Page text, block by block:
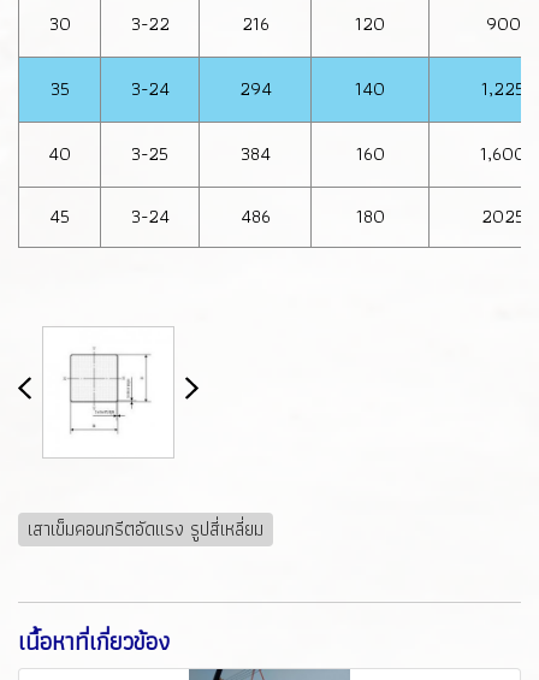
30 3-22 216 120 900
35 3-24 294 140 1,225
40 3-25 384 160 1,600
45 3-24 486 180 2025
เสาเข็มคอนกรีตอัดแรง รูปสี่เหลี่ยม
เนื้อหาที่เกี่ยวข้อง